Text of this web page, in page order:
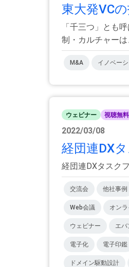
東大発VC
「千三つ」とも
制・カルチャー
M&A イノベー
ウェビナー 視聴無料
2022/03/08
経団連DX
経団連DXタスク
交流会 他社事例
Web会議 オン
ウェビナー エバ
電子化 電子印鑑
ドメイン駆動設計